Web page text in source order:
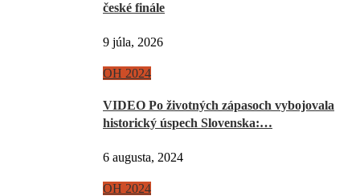
české finále
9 júla, 2026
OH 2024
VIDEO Po životných zápasoch vybojovala
historický úspech Slovenska:…
6 augusta, 2024
OH 2024